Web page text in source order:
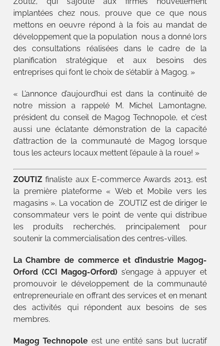
implantées chez nous, prouve que ce que nous
mettons en oeuvre répond à la fois au mandat de
développement que la population nous a donné lors
des consultations réalisées dans le cadre de la
planification stratégique et aux besoins des
entreprises qui font le choix de s’établir à Magog. »
« L’annonce d’aujourd’hui est dans la continuité de
notre mission a rappelé M. Michel Lamontagne,
président du conseil de Magog Technopole, et c’est
aussi une éclatante démonstration de la capacité
d’attraction de la communauté de Magog lorsque
tous les acteurs locaux mettent l’épaule à la roue! »
ZOUTIZfinaliste aux E-commerce Awards 2013, est
la première plateforme « Web et Mobile vers les
magasins ». La vocation de ZOUTIZ est de diriger le
consommateur vers le point de vente qui distribue
les produits recherchés, principalement pour
soutenir la commercialisation des centres-villes.
La Chambre de commerce et d’industrie Magog-
Orford (CCI Magog-Orford) s’engage à appuyer et
promouvoir le développement de la communauté
entrepreneuriale en offrant des services et en menant
des activités qui répondent aux besoins de ses
membres.
Magog Technopoleest une entité sans but lucratif